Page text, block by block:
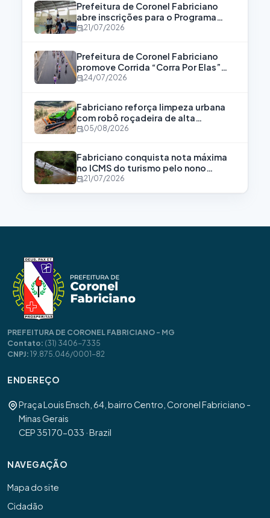
Prefeitura de Coronel Fabriciano
abre inscrições para o Programa
Bolsa Atleta
21/07/2026
Prefeitura de Coronel Fabriciano
promove Corrida “Corra Por Elas”
para fortalecer a luta contra a
24/07/2026
Fabriciano reforça limpeza urbana
com robô roçadeira de alta
tecnologia
05/08/2026
Fabriciano conquista nota máxima
no ICMS do turismo pelo nono
consecutivo
21/07/2026
PREFEITURA DE CORONEL FABRICIANO - MG
Contato: (31) 3406-7335
CNPJ:19.875.046/0001-82
ENDEREÇO
Praça Louis Ensch, 64, bairro Centro, Coronel Fabriciano -
Minas Gerais
CEP 35170-033 · Brazil
NAVEGAÇÃO
Mapa do site
Cidadão